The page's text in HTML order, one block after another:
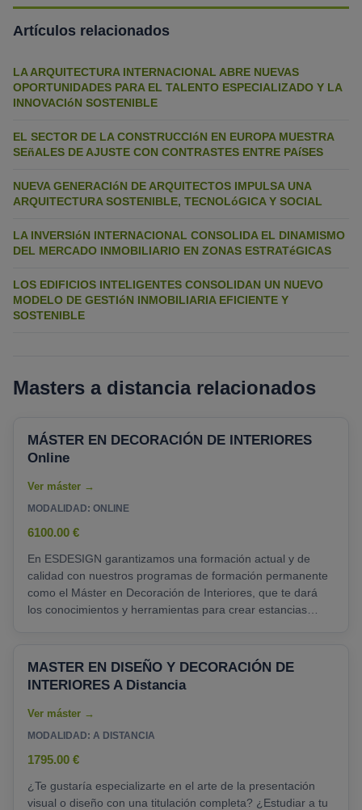
Artículos relacionados
LA ARQUITECTURA INTERNACIONAL ABRE NUEVAS
OPORTUNIDADES PARA EL TALENTO ESPECIALIZADO Y LA
INNOVACIóN SOSTENIBLE
EL SECTOR DE LA CONSTRUCCIóN EN EUROPA MUESTRA
SEñALES DE AJUSTE CON CONTRASTES ENTRE PAíSES
NUEVA GENERACIóN DE ARQUITECTOS IMPULSA UNA
ARQUITECTURA SOSTENIBLE, TECNOLóGICA Y SOCIAL
LA INVERSIóN INTERNACIONAL CONSOLIDA EL DINAMISMO
DEL MERCADO INMOBILIARIO EN ZONAS ESTRATéGICAS
LOS EDIFICIOS INTELIGENTES CONSOLIDAN UN NUEVO
MODELO DE GESTIóN INMOBILIARIA EFICIENTE Y
SOSTENIBLE
Masters a distancia relacionados
MÁSTER EN DECORACIÓN DE INTERIORES
Online
MODALIDAD: ONLINE
6100.00 €
En ESDESIGN garantizamos una formación actual y de
calidad con nuestros programas de formación permanente
como el Máster en Decoración de Interiores, que te dará
los conocimientos y herramientas para crear estancias
laboral del interiorismo está en expansión, pronosticando
un crecimiento anual a nivel global del 4% hasta 2025....
MASTER EN DISEÑO Y DECORACIÓN DE
INTERIORES A Distancia
MODALIDAD: A DISTANCIA
1795.00 €
¿Te gustaría especializarte en el arte de la presentación
visual o diseño con una titulación completa? ¿Estudiar a tu